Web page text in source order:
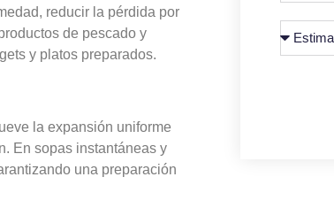
reducir la pérdida por
de pescado y
y platos preparados.
la expansión uniforme
En sopas instantáneas y
una preparación